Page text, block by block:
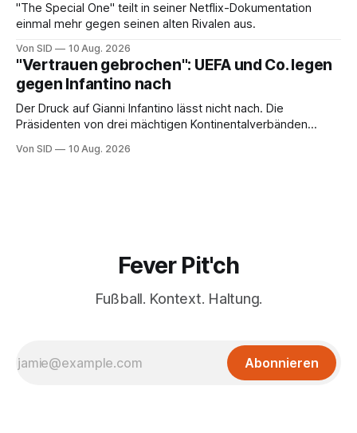
"The Special One" teilt in seiner Netflix-Dokumentation
einmal mehr gegen seinen alten Rivalen aus.
Von SID 10 Aug. 2026
"Vertrauen gebrochen": UEFA und Co. legen
gegen Infantino nach
Der Druck auf Gianni Infantino lässt nicht nach. Die
Präsidenten von drei mächtigen Kontinentalverbänden
Von SID 10 Aug. 2026
Fever Pit'ch
Fußball. Kontext. Haltung.
Abonnieren